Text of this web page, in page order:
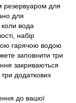
резервуаром для
для
коли вода
набір
гарячою водою
заповнити три
закриваються
додаткових
до вашої